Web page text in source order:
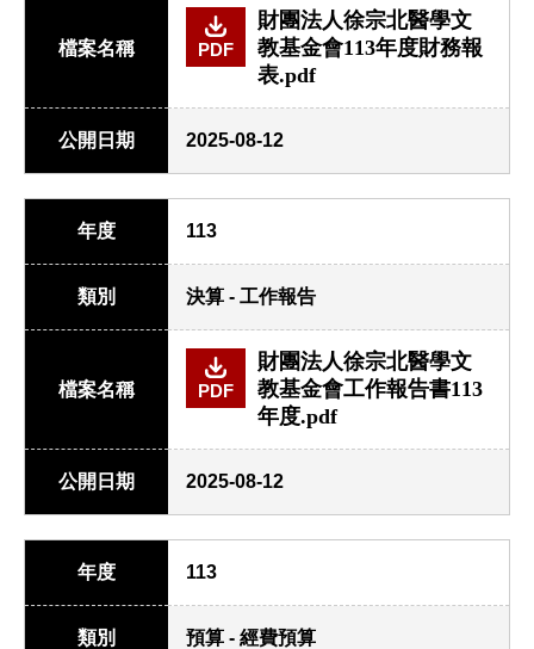
檔案名稱 PDF
財團法人徐宗北醫學文
教基金會113年度財務報
表.pdf
公開日期 2025-08-12
年度 113
類別 決算 - 工作報告
檔案名稱 PDF
財團法人徐宗北醫學文
教基金會工作報告書113
年度.pdf
公開日期 2025-08-12
年度 113
類別 預算 - 經費預算